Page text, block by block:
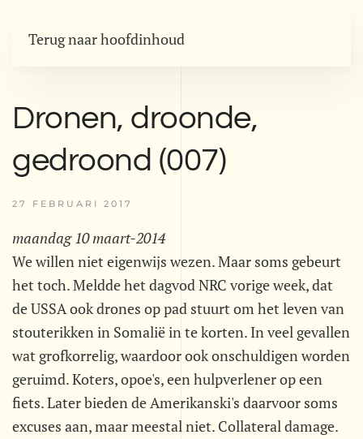
Terug naar hoofdinhoud
Dronen, droonde,
gedroond (007)
27 FEBRUARI 2017
maandag 10 maart-2014
We willen niet eigenwijs wezen. Maar soms gebeurt
het toch. Meldde het dagvod NRC vorige week, dat
de USSA ook drones op pad stuurt om het leven van
stouterikken in Somalië in te korten. In veel gevallen
wat grofkorrelig, waardoor ook onschuldigen worden
geruimd. Koters, opoe's, een hulpverlener op een
fiets. Later bieden de Amerikanski's daarvoor soms
excuses aan, maar meestal niet. Collateral damage.